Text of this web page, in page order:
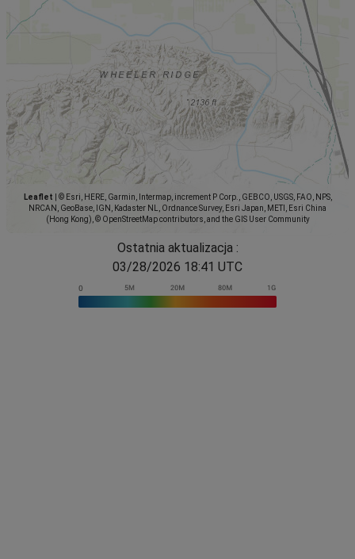
Leaflet
© Esri, HERE, Garmin, Intermap, increment P Corp., GEBCO, USGS, FAO, NPS,
NRCAN, GeoBase, IGN, Kadaster NL, Ordnance Survey, Esri Japan, METI, Esri China
(Hong Kong), © OpenStreetMap contributors, and the GIS User Community
Ostatnia aktualizacja :
03/28/2026 18:41 UTC